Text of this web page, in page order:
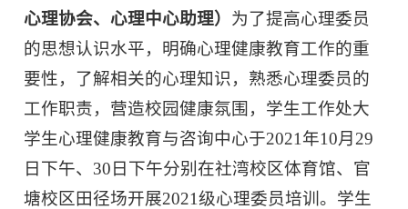
心理协会、心理中心助理） 为了提高心理委员
的思想认识水平，明确心理健康教育工作的重
要性，了解相关的心理知识，熟悉心理委员的
工作职责，营造校园健康氛围，学生工作处大
学生心理健康教育与咨询中心于2021年10月 29
日下午、 30日下午分别在社湾校区体育馆、官
塘校区田径场开展2021级心理委员培训。学生